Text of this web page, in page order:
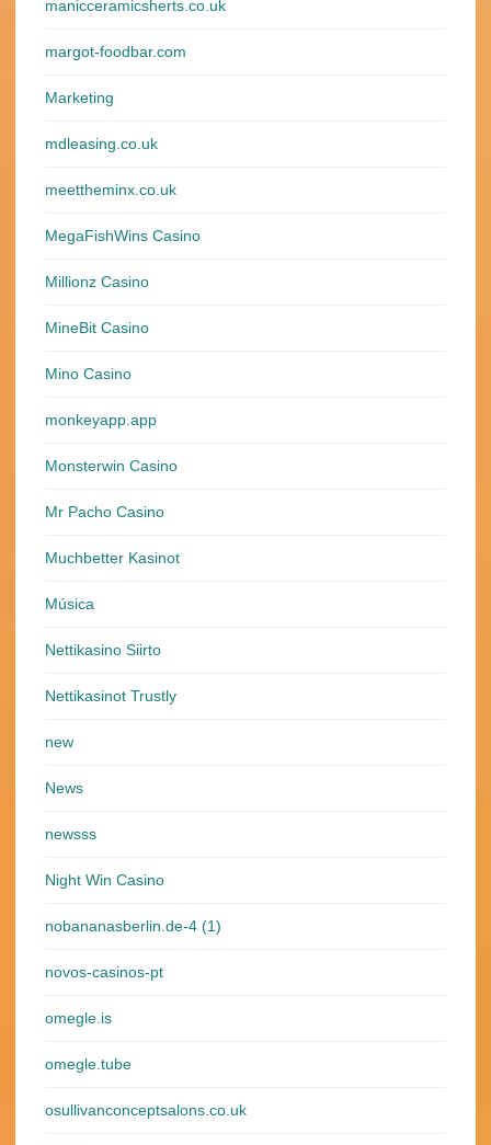
manicceramicsherts.co.uk
margot-foodbar.com
Marketing
mdleasing.co.uk
meettheminx.co.uk
MegaFishWins Casino
Millionz Casino
MineBit Casino
Mino Casino
monkeyapp.app
Monsterwin Casino
Mr Pacho Casino
Muchbetter Kasinot
Música
Nettikasino Siirto
Nettikasinot Trustly
new
News
newsss
Night Win Casino
nobananasberlin.de-4 (1)
novos-casinos-pt
omegle.is
omegle.tube
osullivanconceptsalons.co.uk